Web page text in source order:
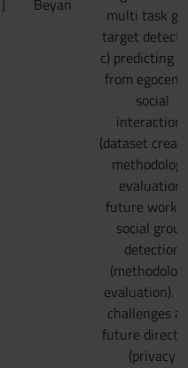
Beyan
multi task
target
c) predicting
from
social
interactions
(dataset
evaluation,
future work),
social group
detection
evaluation).
challenges
future
(privacy